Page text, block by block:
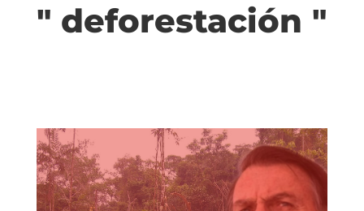
" deforestación "